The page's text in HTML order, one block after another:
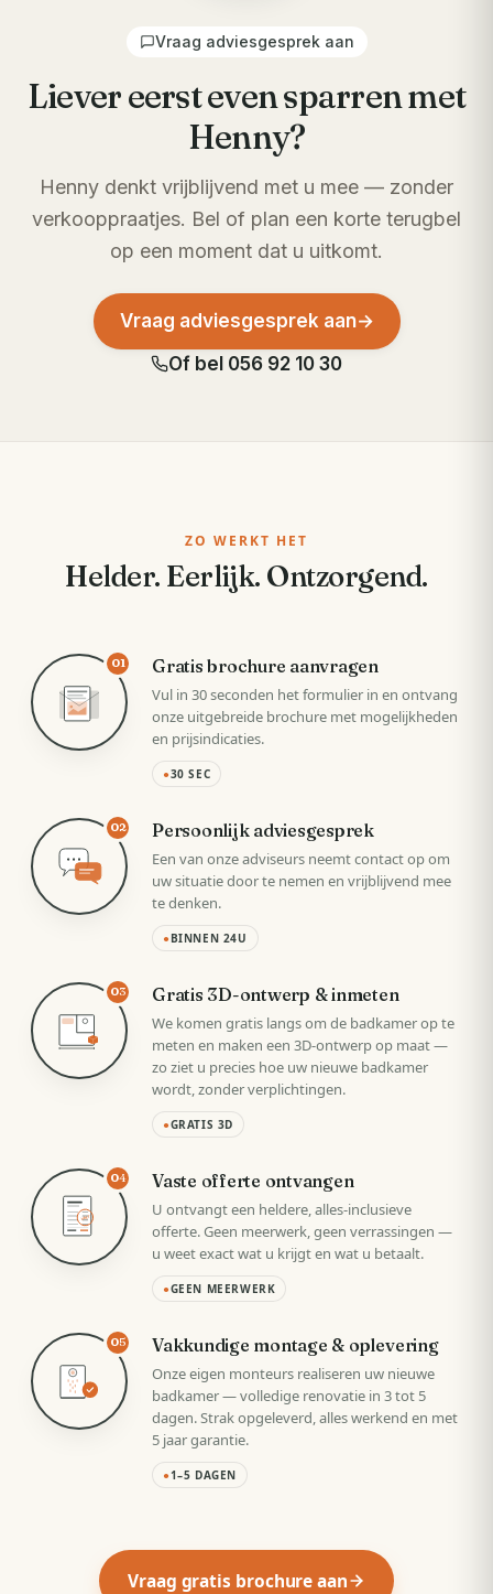
Vraag adviesgesprek aan
Liever eerst even sparren met
Henny?
Henny denkt vrijblijvend met u mee — zonder
verkooppraatjes. Bel of plan een korte terugbel
op een moment dat u uitkomt.
Vraag adviesgesprek aan→
Of bel 056 92 10 30
ZO WERKT HET
Helder. Eerlijk. Ontzorgend.
01 Gratis brochure aanvragen
Vul in 30 seconden het formulier in en ontvang
onze uitgebreide brochure met mogelijkheden
en prijsindicaties.
●30 SEC
02 Persoonlijk adviesgesprek
Een van onze adviseurs neemt contact op om
uw situatie door te nemen en vrijblijvend mee
te denken.
● BINNEN 24U
03 Gratis 3D-ontwerp & inmeten
We komen gratis langs om de badkamer op te
meten en maken een 3D-ontwerp op maat —
zo ziet u precies hoe uw nieuwe badkamer
wordt, zonder verplichtingen.
●GRATIS 3D
VAST
04 Vaste offerte ontvangen
U ontvangt een heldere, alles-inclusieve
offerte. Geen meerwerk, geen verrassingen —
u weet exact wat u krijgt en wat u betaalt.
●GEEN MEERWERK
05 Vakkundige montage & oplevering
Onze eigen monteurs realiseren uw nieuwe
badkamer — volledige renovatie in 3 tot 5
dagen. Strak opgeleverd, alles werkend en met
5 jaar garantie.
●1–5 DAGEN
Vraag gratis brochure aan